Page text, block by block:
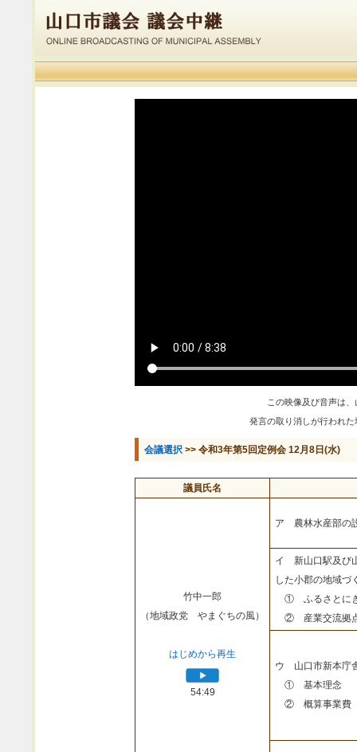
この映像及び音声は
発言の取り消しが行われ
会議選択 >> 令和3年第5回定例会 12月8日(水)
議員氏名
竹中一郎
（地域政党 やまぐちの風）
はじめから再生
54:49
ア 農林水産部の
イ 新山口駅及び
した小郡の地域づ
① ふるさとにぎ
② 産業交流拠点
ウ 山口市新本庁
① 基本理念
② 概算事業費